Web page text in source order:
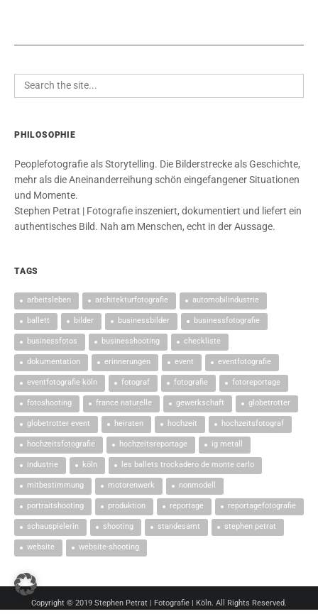
PHILOSOPHIE
Peoplefotografie als Storytelling. Die Bilderstrecke als Geschichte,
mehr als die Aneinanderreihung schön eingefangener Situationen
und Momente.
Stephen Petrat | Fotografie inszeniert, dokumentiert und liefert ein
authentisches Bild. Nah am Menschen, echt in der Aussage.
TAGS
arbeitsleben architekturfotografie automobilindustrie
ballett bilder businessbilder businessfotografie
businessfotos businesshooting checkliste
dokumentation erinnerungen event eventfotografie
eventfotografie köln fotograf fotografie fotoreportage
fotoshooting france naturelle gewerkschaft globetrotter
globetrotter event heiraten hochzeit hochzeitsfotograf
hochzeitsfotografie hochzeitsreportage ig metall
industrie köln les ballets trockadero de monte carlo
mitbestimmung motorenwerk nonmodell
portraitshooting produktion reportage reportagefotografie
schauspielerin shooting standesamt stephen petrat
website website-shooting
Copyright © 2019 Stephen Petrat | Fotografie | Köln. All Rights Reserved.